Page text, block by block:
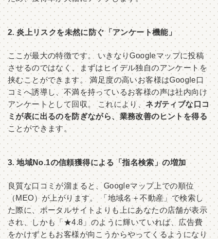
2. 炎上リスクを未然に防ぐ「アンケート機能」
ここが最大の特徴です。 いきなりGoogleマップに投稿
させるのではなく、まずはヒイデル独自のアンケートを
挟むことができます。 満足度の高いお客様はGoogle口
コミへ誘導し、不満を持っているお客様の声は社内向け
アンケートとして回収。 これにより、ネガティブな口コ
ミが表に出るのを防ぎながら、業務改善のヒントを得る
ことができます。
3. 地域No.1の信頼獲得による「指名検索」の増加
良質な口コミが溜まると、Googleマップ上での順位
（MEO）が上がります。 「地域名＋不動産」で検索し
た際に、ポータルサイトよりも上にあなたの店舗が表示
され、しかも「★4.8」のように輝いていれば、広告費
をかけずともお客様が向こうからやってくるようになり